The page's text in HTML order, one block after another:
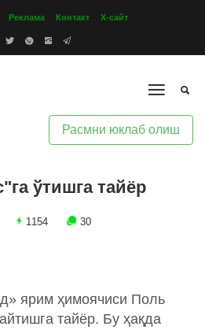
Реклама Контакт Х-сайт
Расмни юклаб олиш
ўтишга тайёр
1154 30
ярим ҳимоячиси Поль
тайёр. Бу ҳақда